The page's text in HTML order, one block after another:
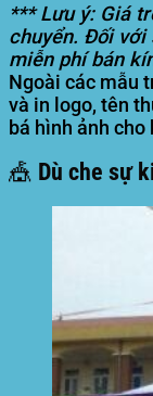
*** Lưu ý: Giá
chuyển. Đối với
miễn phí bán
Ngoài các mẫu
và in logo, tên
bá hình ảnh cho
🎪 Dù che sự